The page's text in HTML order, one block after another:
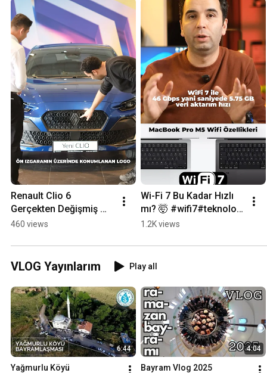
Renault Clio 6
Gerçekten Değişmiş
mi? #clio2026
#arabainceleme
#otomobil #shorts
460 views
Wi-Fi 7 Bu Kadar Hızlı
mı? 🤯 #wifi7#teknoloji
#internet #apple
1.2K views
VLOG Yayınlarım Play all
6:44
Yağmurlu Köyü
4:04
Bayram Vlog 2025